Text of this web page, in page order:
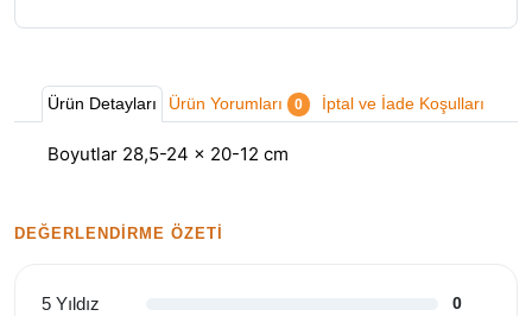
Ürün Detayları Ürün Yorumları 0 İptal ve İade Koşulları
Boyutlar 28,5-24 × 20-12 cm
DEĞERLENDIRME ÖZETI
5 Yıldız 0